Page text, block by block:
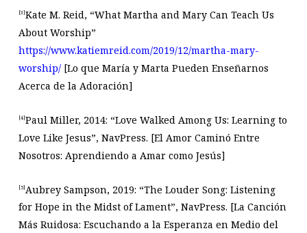
[3] Kate M. Reid, “What Martha and Mary Can Teach Us
About Worship”
https://www.katiemreid.com/2019/12/martha-mary-
worship/[Lo que María y Marta Pueden Enseñarnos
Acerca de la Adoración]
[4] Paul Miller, 2014: “Love Walked Among Us: Learning to
Love Like Jesus”, NavPress. [El Amor Caminó Entre
Nosotros: Aprendiendo a Amar como Jesús]
[5] Aubrey Sampson, 2019: “The Louder Song: Listening
for Hope in the Midst of Lament”, NavPress. [La Canción
Más Ruidosa: Escuchando a la Esperanza en Medio del